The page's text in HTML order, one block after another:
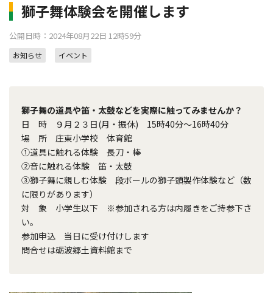
獅子舞体験会を開催します
公開日時：2024年08月22日 12時59分
お知らせ イベント
獅子舞の道具や笛・太鼓などを実際に触ってみませんか？
日 時 ９月２３日(月・振休) 15時40分～16時40分
場 所 庄東小学校 体育館
①道具に触れる体験 長刀・棒
②音に触れる体験 笛・太鼓
③獅子舞に親しむ体験 段ボールの獅子頭製作体験など（数
に限りがあります）
対 象 小学生以下 ※参加される方は内履きをご持参下さ
い。
参加申込 当日に受け付けします
問合せは砺波郷土資料館まで